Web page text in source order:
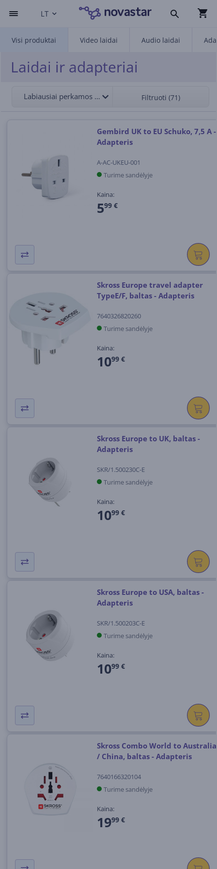
LT
Visi produktai Video laidai Audio laidai
Laidai ir adapteriai
Labiausiai perkamos viršuje Filtruoti (71)
Gembird UK to EU Schuko, 7,5 A -
Adapteris
A-AC-UKEU-001
Turime sandėlyje
Kaina:
599 €
Skross Europe travel adapter
TypeE/F, baltas - Adapteris
7640326820260
Turime sandėlyje
Kaina:
1099 €
Skross Europe to UK, baltas -
Adapteris
SKR/1.500230C-E
Turime sandėlyje
Kaina:
1099 €
Skross Europe to USA, baltas -
Adapteris
SKR/1.500203C-E
Turime sandėlyje
Kaina:
1099 €
Skross Combo World to Australia
/ China, baltas - Adapteris
7640166320104
Turime sandėlyje
Kaina:
1999 €